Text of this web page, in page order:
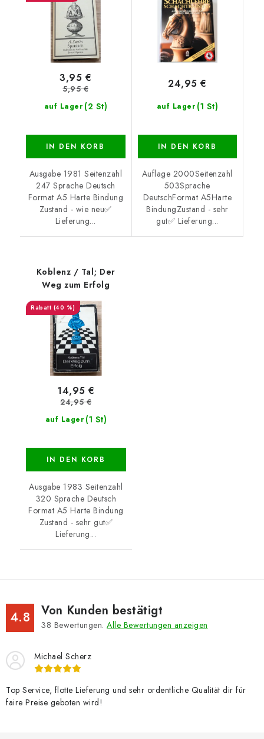
auf Lager (2 St)
3,95 €
5,95 €
IN DEN KORB
Ausgabe 1981 Seitenzahl
247 Sprache Deutsch
Format A5 Harte Bindung
Zustand - wie neu✅
Lieferung...
auf Lager (1 St)
24,95 €
IN DEN KORB
Auflage 2000Seitenzahl
503Sprache
DeutschFormat A5Harte
BindungZustand - sehr
gut✅ Lieferung...
Koblenz / Tal; Der
Weg zum Erfolg
(40 %)
auf Lager (1 St)
14,95 €
24,95 €
IN DEN KORB
Ausgabe 1983 Seitenzahl
320 Sprache Deutsch
Format A5 Harte Bindung
Zustand - sehr gut✅
Lieferung...
4.8 Von Kunden bestätigt
38 Bewertungen. Alle Bewertungen anzeigen
Michael Scherz
Top Service, flotte Lieferung und sehr ordentliche Qualität dir für
faire Preise geboten wird!